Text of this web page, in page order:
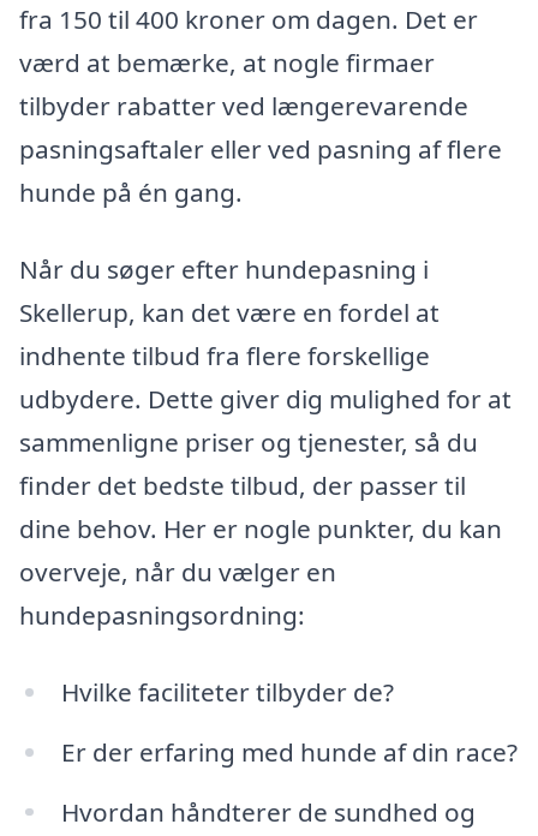
fra 150 til 400 kroner om dagen. Det er
værd at bemærke, at nogle firmaer
tilbyder rabatter ved længerevarende
pasningsaftaler eller ved pasning af flere
hunde på én gang.
Når du søger efter hundepasning i
Skellerup, kan det være en fordel at
indhente tilbud fra flere forskellige
udbydere. Dette giver dig mulighed for at
sammenligne priser og tjenester, så du
finder det bedste tilbud, der passer til
dine behov. Her er nogle punkter, du kan
overveje, når du vælger en
hundepasningsordning:
Hvilke faciliteter tilbyder de?
Er der erfaring med hunde af din race?
Hvordan håndterer de sundhed og